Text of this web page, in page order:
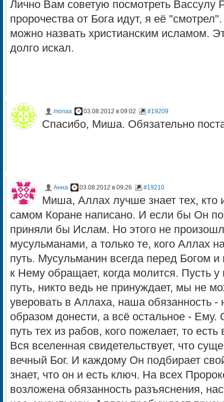
Лично Вам советую посмотреть Вассулу
пророчества от Бога идут, я её
можно назвать христианским исламом.
долго искал.
monax 03.08.2012 в 09:02 #19209
Спасибо, Миша. Обязательно
Анна 03.08.2012 в 09:26 #19210
Миша, Аллах лучше знает тех, кто
самом Коране написано. И если бы Он
приняли бы Ислам. Но этого не
мусульманами, а только те, кого Аллах
путь. Мусульманин всегда перед Богом
к Нему обращает, когда молится. Пусть
путь, никто ведь не принуждает, мы не
уверовать в Аллаха, наша обязанность
образом донести, а всё остальное - Ему.
путь тех из рабов, кого пожелает, то
Вся вселенная свидетельствует, что
вечный Бог. И каждому Он подбирает
знает, что он и есть ключ. На всех
возложена обязанность разъяснения,